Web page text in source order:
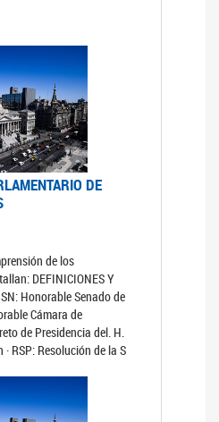
DE
de los
DEFINICIONES Y
Honorable Senado de
Cámara de
de Presidencia del. H.
RSP: Resolución de la S